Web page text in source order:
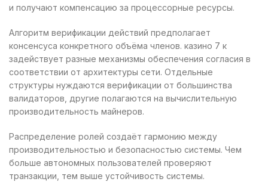
и получают компенсацию за процессорные ресурсы.
Алгоритм верификации действий предполагает
консенсуса конкретного объёма членов. казино 7 к
задействует разные механизмы обеспечения согласия в
соответствии от архитектуры сети. Отдельные
структуры нуждаются верификации от большинства
валидаторов, другие полагаются на вычислительную
производительность майнеров.
Распределение ролей создаёт гармонию между
производительностью и безопасностью системы. Чем
больше автономных пользователей проверяют
транзакции, тем выше устойчивость системы.